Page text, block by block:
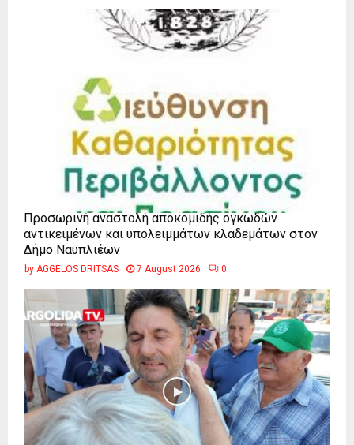
Προσωρινή αναστολή αποκομιδής ογκωδών
αντικειμένων και υπολειμμάτων κλαδεμάτων στον
Δήμο Ναυπλιέων
by AGGELOS DRITSAS 7 August 2026 0